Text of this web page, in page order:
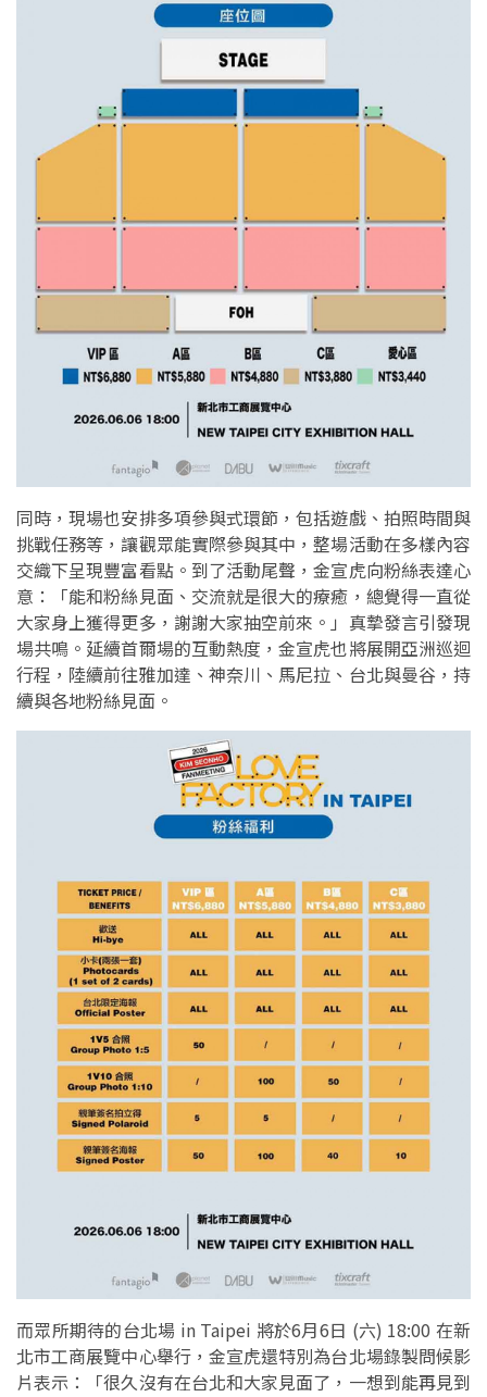
同時，現場也安排多項參與式環節，包括遊戲、拍照時間與
挑戰任務等，讓觀眾能實際參與其中，整場活動在多樣內容
交織下呈現豐富看點。到了活動尾聲，金宣虎向粉絲表達心
意：「能和粉絲見面、交流就是很大的療癒，總覺得一直從
大家身上獲得更多，謝謝大家抽空前來。」真摯發言引發現
場共鳴。延續首爾場的互動熱度，金宣虎也將展開亞洲巡迴
行程，陸續前往雅加達、神奈川、馬尼拉、台北與曼谷，持
續與各地粉絲見面。
而眾所期待的台北場 in Taipei 將於6月6日 (六) 18:00 在新
北市工商展覽中心舉行，金宣虎還特別為台北場錄製問候影
片表示：「很久沒有在台北和大家見面了，一想到能再見到